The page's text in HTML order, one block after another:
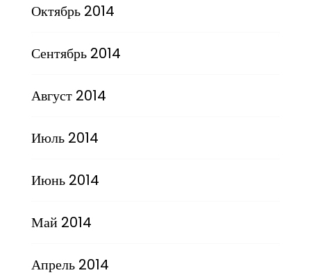
Октябрь 2014
Сентябрь 2014
Август 2014
Июль 2014
Июнь 2014
Май 2014
Апрель 2014